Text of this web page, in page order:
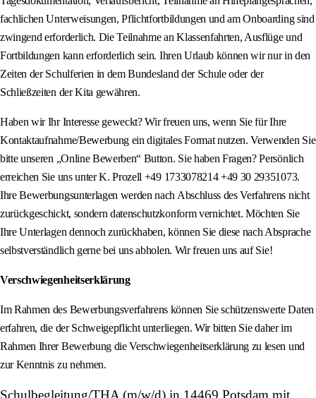
fachlichen Unterweisungen, Pflichtfortbildungen und am Onboarding sind
zwingend erforderlich. Die Teilnahme an Klassenfahrten, Ausflüge und
Fortbildungen kann erforderlich sein. Ihren Urlaub können wir nur in den
Zeiten der Schulferien in dem Bundesland der Schule oder der
Schließzeiten der Kita gewähren.
Haben wir Ihr Interesse geweckt? Wir freuen uns, wenn Sie für Ihre
Kontaktaufnahme/Bewerbung ein digitales Format nutzen. Verwenden Sie
bitte unseren „Online Bewerben“ Button. Sie haben Fragen? Persönlich
erreichen Sie uns unter K. Prozell +49 1733078214 +49 30 29351073.
Ihre Bewerbungsunterlagen werden nach Abschluss des Verfahrens nicht
zurückgeschickt, sondern datenschutzkonform vernichtet. Möchten Sie
Ihre Unterlagen dennoch zurückhaben, können Sie diese nach Absprache
selbstverständlich gerne bei uns abholen. Wir freuen uns auf Sie!
Verschwiegenheitserklärung
Im Rahmen des Bewerbungsverfahrens können Sie schützenswerte Daten
erfahren, die der Schweigepflicht unterliegen. Wir bitten Sie daher im
Rahmen Ihrer Bewerbung die Verschwiegenheitserklärung zu lesen und
zur Kenntnis zu nehmen.
Schulbegleitung/THA (m/w/d) in 14469 Potsdam mit